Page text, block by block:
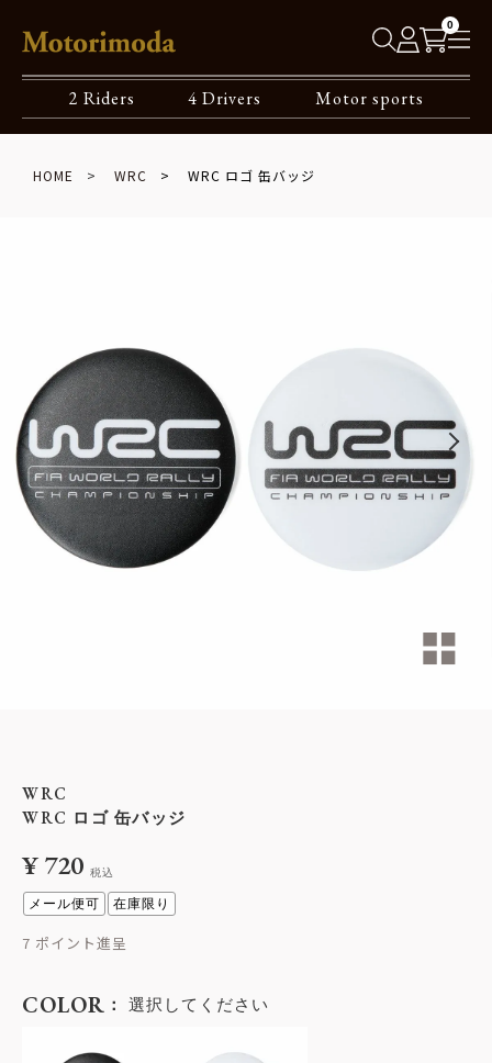
0
2 Riders 4 Drivers Motor sports
HOME WRC WRC ロゴ 缶バッジ
WRC
WRC ロゴ 缶バッジ
¥720 税込
メール便可 在庫限り
7
COLOR 選択してください